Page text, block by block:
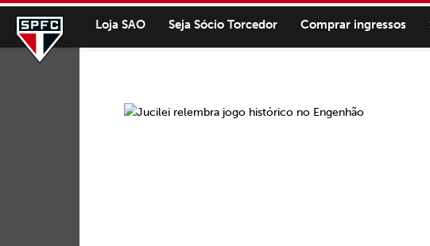
Loja SAO Seja Sócio Torcedor Comprar ingressos